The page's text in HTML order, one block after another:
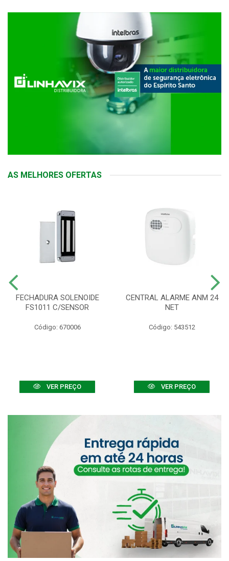
AS MELHORES OFERTAS
FECHADURA SOLENOIDE
FS1011 C/SENSOR
Código: 670006
VER PREÇO
CENTRAL ALARME ANM 24
NET
Código: 543512
VER PREÇO